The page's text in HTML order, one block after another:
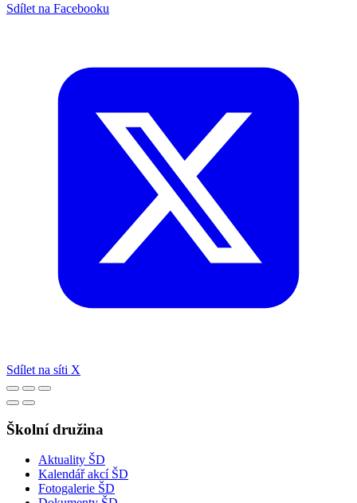
Sdílet na Facebooku
Sdílet na síti X
Školní družina
Aktuality ŠD
Kalendář akcí ŠD
Fotogalerie ŠD